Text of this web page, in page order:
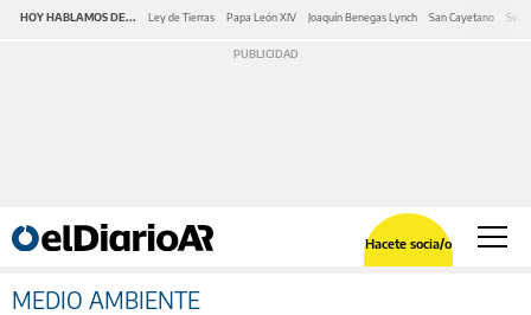
HOY HABLAMOS DE... Ley de Tierras Papa León XIV Joaquín Benegas Lynch San Cayetano
Hacete socia/o
MEDIO AMBIENTE